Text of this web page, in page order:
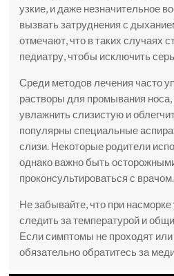
узкие, и даже незначительное
вызвать затруднения с
отмечают, что в таких случаях
педиатру, чтобы исключить
Среди методов лечения часто
растворы для промывания
увлажнить слизистую и
популярны специальные
слизи. Некоторые родители
однако важно быть
проконсультироваться с врачом.
Не забывайте, что при насморке
следить за температурой и
Если симптомы не проходят
обязательно обратитесь за